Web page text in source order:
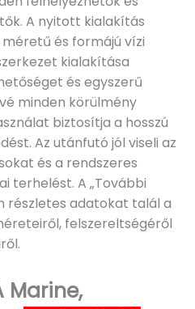
A nyitott kialakítás
és formájú vízi
kialakítása
és egyszerű
minden körülmény
biztosítja a hosszú
Az utánfutó jól viseli az
és a rendszeres
terhelést. A „További
részletes adatokat talál a
felszereltségéről
Marine,